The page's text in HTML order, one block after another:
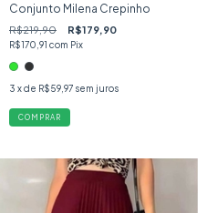
Conjunto Milena Crepinho
R$219,90 R$179,90
R$170,91 com Pix
3 x de R$59,97 sem juros
COMPRAR